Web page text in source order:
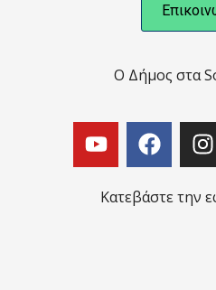
Ο Δήμος στα
Κατεβάστε την